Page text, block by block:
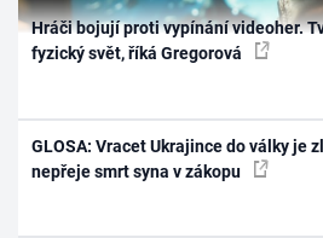
Hráči bojují proti vypínání videoher.
fyzický svět, říká Gregorová
GLOSA: Vracet Ukrajince do války je
nepřeje smrt syna v zákopu